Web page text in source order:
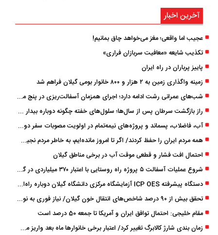
آخرین اخبار
عجیب اما واقعی؛ مغز می‌خواهد چاق بمانیم!
تکذیب شایعه «معافیت سربازان فراری»
پاییز پرباران در راه ایران
زمینه واگذاری زمین به ۲ هزار و ۸۰۰ خانوار بومی گیلان فراهم شد
شب‌های عمرانی رشت ادامه دارد؛ اجرای همزمان آسفالت‌ریزی در پنج منطقه شهری
راز بازگشت سرطان پس از سال‌ها؛ سلول‌های خفته چگونه دوباره بیدار می‌شوند؟
آب، فاضلاب، پسماند و پروژه‌های نیمه‌تمام در اولویت مصوبات سفر دولت
همه مردم ایران را حفظ کردند/ اگر تا امروز مانده‌ایم، به ‌خاطر مردم نجیب ایران بوده است
احتمال افت فشار و قطعی موقت آب در برخی مناطق گیلان
شروع عملیات آسفالت ۵ پروژه راه ‌روستایی با اعتبار ۳۷۰ میلیاردی در گیلان
دستگاه پیشرفته ICP OES آزمایشگاه مرکزی دانشگاه گیلان دوباره راه‌اندازی شد
تحقق بیش از ۹۰ درصد شاخص‌های انتقال خون گیلان/ نیاز فوری به نوسازی تجهیزات آزمایشگاهی
مقام خلیجی: احتمال توافق ایران و آمریکا تا جمعه 50 درصد است
زمان ‌بندی شارژ کالابرگ تغییر کرد/ اعتبار برخی خانوارها ماه بعد واریز می‌شود